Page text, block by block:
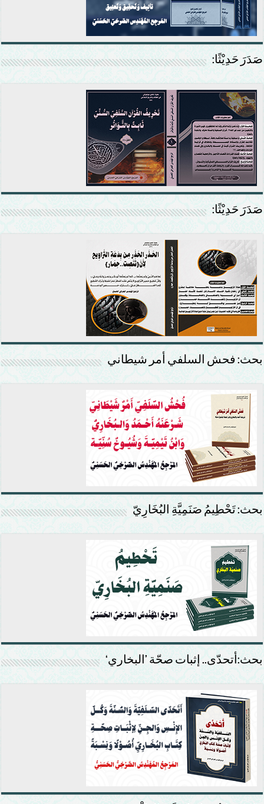
صَدَرَ حَدِيْثًا:
صَدَرَ حَدِيْثًا:
بحث: فحش السلفي أمر شيطاني
بحث: تَحْطِيمُ صَنَمِيَّةِ البُخَارِيّ
بحث:أتحدّى.. إثبات صحّة ’البخاري‘